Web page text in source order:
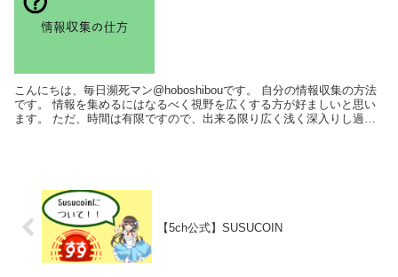
こんにちは、毎日瀕死マン@hoboshibouです。 自分の情報収集の方法
です。 情報を集めるにはなるべく視野を広くする方が好ましいと思い
ます。 ただ、時間は有限ですので、出来る限り広く浅く深入りし過ぎ
【5ch公式】SUSUCOIN